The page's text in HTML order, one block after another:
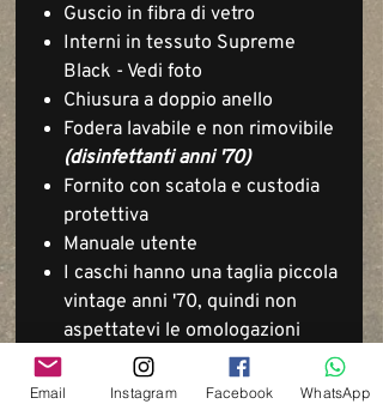
Guscio in fibra di vetro
Interni in tessuto Supreme
Black - Vedi foto
Chiusura a doppio anello
Fodera lavabile e non rimovibile
(disinfettanti anni '70)
Fornito con scatola e custodia
protettiva
Manuale utente
I caschi hanno una taglia piccola
vintage anni '70, quindi non
aspettatevi le omologazioni
ECE o DOT!!
Email Instagram Facebook WhatsApp